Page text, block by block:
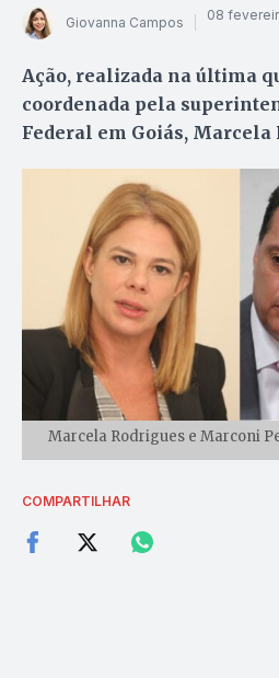
Giovanna Campos 08
Ação, realizada na última
coordenada pela
Federal em Goiás, Marcela
Marcela Rodrigues e Marconi
COMPARTILHAR